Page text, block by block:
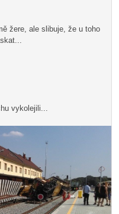
žere, ale slibuje, že u toho
vykolejili...